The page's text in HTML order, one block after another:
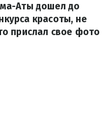
Аты дошел до
красоты, не
прислал свое фото